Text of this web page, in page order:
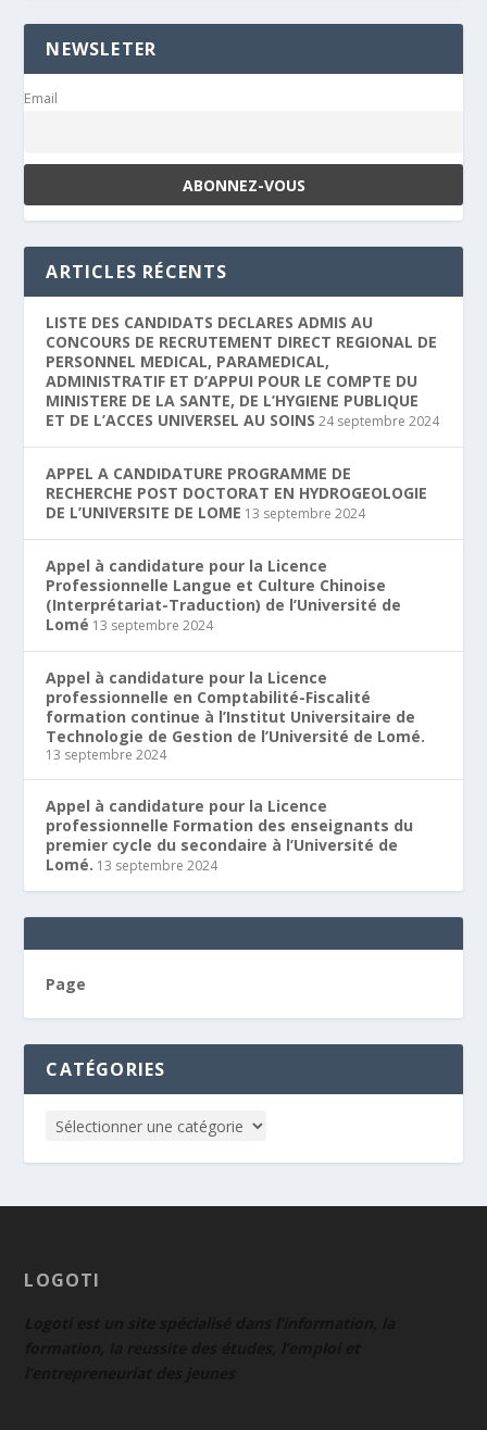
NEWSLETER
Email
ARTICLES RÉCENTS
LISTE DES CANDIDATS DECLARES ADMIS AU
CONCOURS DE RECRUTEMENT DIRECT REGIONAL DE
PERSONNEL MEDICAL, PARAMEDICAL,
ADMINISTRATIF ET D’APPUI POUR LE COMPTE DU
MINISTERE DE LA SANTE, DE L’HYGIENE PUBLIQUE
ET DE L’ACCES UNIVERSEL AU SOINS 24 septembre 2024
APPEL A CANDIDATURE PROGRAMME DE
RECHERCHE POST DOCTORAT EN HYDROGEOLOGIE
DE L’UNIVERSITE DE LOME 13 septembre 2024
Appel à candidature pour la Licence
Professionnelle Langue et Culture Chinoise
(Interprétariat-Traduction) de l’Université de
Lomé 13 septembre 2024
Appel à candidature pour la Licence
professionnelle en Comptabilité-Fiscalité
formation continue à l’Institut Universitaire de
Technologie de Gestion de l’Université de Lomé.
13 septembre 2024
Appel à candidature pour la Licence
professionnelle Formation des enseignants du
premier cycle du secondaire à l’Université de
Lomé. 13 septembre 2024
Page
CATÉGORIES
LOGOTI